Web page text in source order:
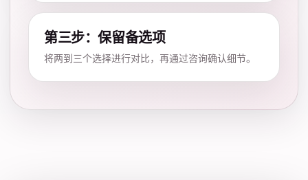
第三步：保留备选项
将两到三个选择进行对比，再通过咨询确认细节。